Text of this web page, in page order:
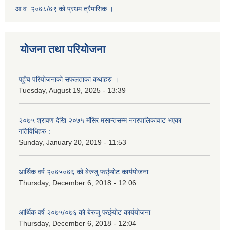
आ.व. २०७८/७९ को प्रथम त्रैमासिक ।
योजना तथा परियोजना
पहुँच परियोजनाको सफलताका कथाहरु ।
Tuesday, August 19, 2025 - 13:39
२०७५ श्रावण देखि २०७५ मंसिर मसान्तसम्म नगरपालिकावाट भएका
गतिविधिहरु :
Sunday, January 20, 2019 - 11:53
आर्थिक वर्ष २०७५०७६ को बेरुजु फर्छ्योट कार्ययोजना
Thursday, December 6, 2018 - 12:06
आर्थिक वर्ष २०७५/०७६ को बेरुजु फर्छ्योट कार्ययोजना
Thursday, December 6, 2018 - 12:04